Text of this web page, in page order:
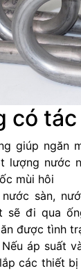
có
giúp ngăn
lượng nước
mùi hôi
sàn,
sẽ đi qua
được tình
áp suất
các thiết